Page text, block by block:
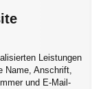
Leistungen
Name, Anschrift,
und E-Mail-